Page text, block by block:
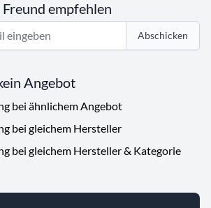
empfehlen
Abschicken
Angebot
bei ähnlichem Angebot
bei gleichem Hersteller
bei gleichem Hersteller & Kategorie